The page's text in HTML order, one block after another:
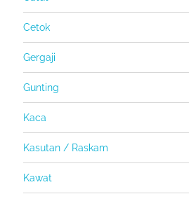
Cetok
Gergaji
Gunting
Kaca
Kasutan / Raskam
Kawat